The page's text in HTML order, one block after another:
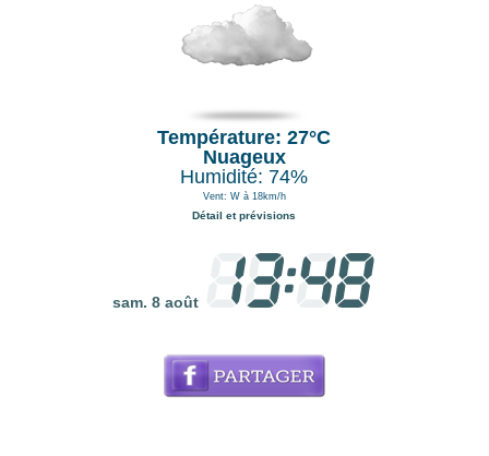
Température: 27°C
Nuageux
Humidité: 74%
Vent: W à 18km/h
Détail et prévisions
sam. 8 août